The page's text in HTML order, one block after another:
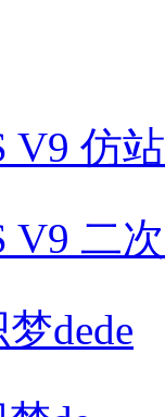
V9 仿
V9 二
dede